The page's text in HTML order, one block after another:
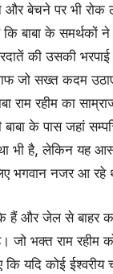
और बेचने पर भी रोक
बाबा के समर्थकों
की उसकी भरपाई
जो सख्त कदम
राम रहीम का
के पास जहां
भी है, लेकिन यह
भगवान नजर आ रहे
हैं और जेल से बाहर
जो भक्त राम रहीम
यदि कोई ईश्वरीय